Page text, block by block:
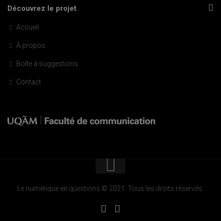
Découvrez le projet
Accueil
À propos
Boîte à suggestions
Contact
Le numérique en questions © 2021. Tous les droits réservés.